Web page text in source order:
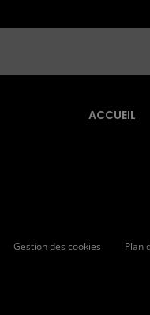
ACCUEIL
Gestion des cookies Plan